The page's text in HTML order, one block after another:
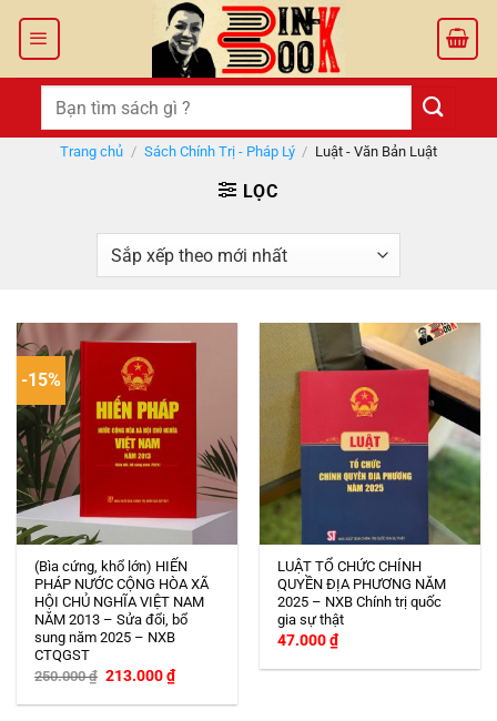
Tìm
kiếm:
Trang chủ / Sách Chính Trị - Pháp Lý / Luật - Văn Bản Luật
LỌC
-15%
(Bìa cứng, khổ lớn) HIẾN
PHÁP NƯỚC CỘNG HÒA XÃ
HỘI CHỦ NGHĨA VIỆT NAM
NĂM 2013 – Sửa đổi, bổ
sung năm 2025 – NXB
CTQGST
250.000₫ Giá
là:
213.000₫Giá
hiện
tại
LUẬT TỔ CHỨC CHÍNH
QUYỀN ĐỊA PHƯƠNG NĂM
2025 – NXB Chính trị quốc
gia sự thật
47.000₫